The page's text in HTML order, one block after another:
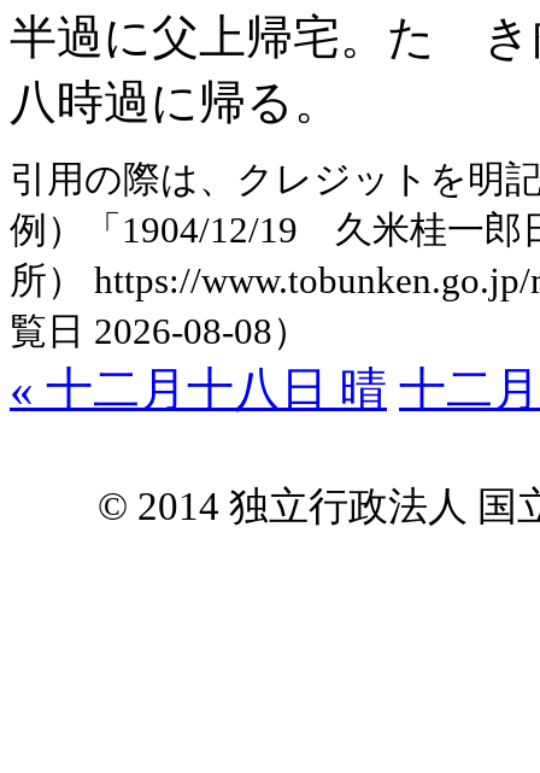
半過に父上帰宅。たゝ
八時過に帰る。
引用の際は、クレジットを明
例）「1904/12/19 久米桂一郎
所） https://
覧日 2026-08-08）
« 十二月十八日 晴 十二
© 2014 独立行政法人 国